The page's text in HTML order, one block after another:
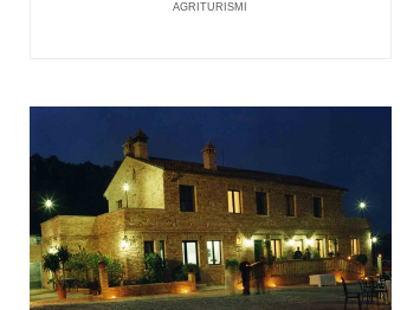
AGRITURISMI